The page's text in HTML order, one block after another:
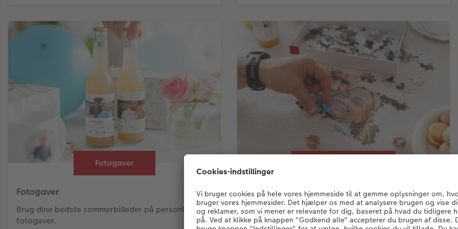
Fotogaver
Fotogaver
Brug dine bedste sommerbilleder på personlige
fotogaver.
Puslespil med eget billede
Sæt et personligt billede på et puslepil. Vælg
mellem flere forskellige typer med alt fra 40 til